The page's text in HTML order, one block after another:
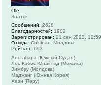
Ole
Знаток
Сообщений: 2628
Благодарностей: 1902
Зарегистрирован: 21 сен 2023, 12:59
Откуда: Chisinau, Молдова
Рейтинг: 693
Альтабара (Южный Судан)
Лос-Кабос Юнайтед (Мексика)
Зимбру (Молдова)
Маджанг (Южная Корея)
Хаэн (Перу)